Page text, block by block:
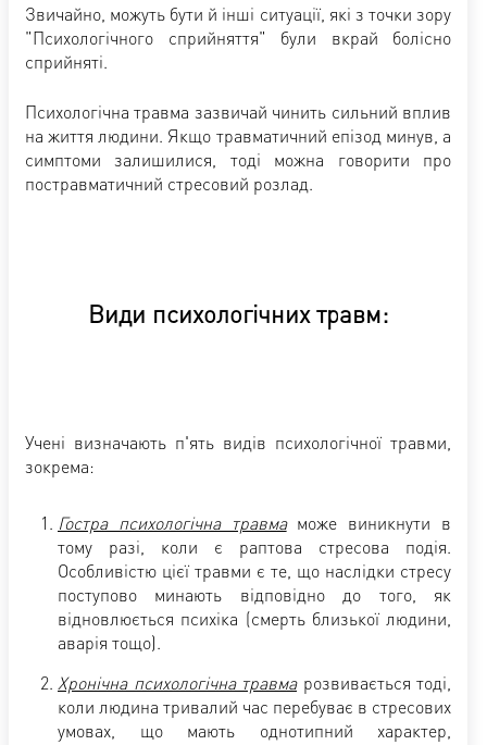
Звичайно, можуть бути й інші ситуації, які з точки зору
"Психологічного сприйняття" були вкрай болісно
сприйняті.
Психологічна травма зазвичай чинить сильний вплив
на життя людини. Якщо травматичний епізод минув, а
симптоми залишилися, тоді можна говорити про
постравматичний стресовий розлад.
Види психологічних травм:
Учені визначають п'ять видів психологічної травми,
зокрема:
Гостра психологічна травмаможе виникнути в
тому разі, коли є раптова стресова подія.
Особливістю цієї травми є те, що наслідки стресу
поступово минають відповідно до того, як
відновлюється психіка (смерть близької людини,
аварія тощо).
Хронічна психологічна травмарозвивається тоді,
коли людина тривалий час перебуває в стресових
умовах, що мають однотипний характер,